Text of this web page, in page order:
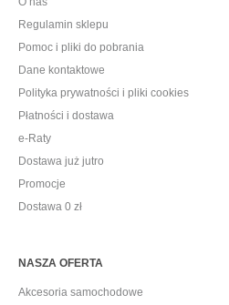
Regulamin sklepu
Pomoc i pliki do pobrania
Dane kontaktowe
Polityka prywatności i pliki cookies
Płatności i dostawa
e-Raty
Dostawa już jutro
Promocje
Dostawa 0 zł
NASZA OFERTA
Akcesoria samochodowe